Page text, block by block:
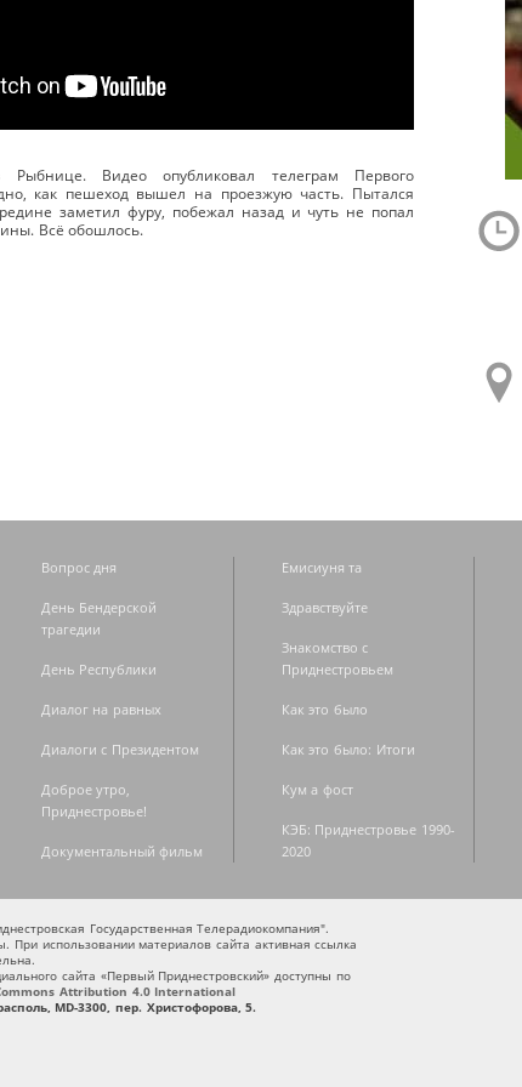
Рыбнице. Видео опубликовал телеграм Первого
как пешеход вышел на проезжую часть. Пытался
заметил фуру, побежал назад и чуть не попал
Всё обошлось.
Вопрос дня
День Бендерской
трагедии
День Республики
Диалог на равных
Диалоги с Президентом
Доброе утро,
Приднестровье!
Документальный фильм
Емисиуня та
Здравствуйте
Знакомство с
Приднестровьем
Как это было
Как это было: Итоги
Кум а фост
КЭБ: Приднестровье 1990-
2020
Государственная Телерадиокомпания".
При использовании материалов сайта активная ссылка
сайта «Первый Приднестровский» доступны по
Attribution 4.0 International
MD-3300, пер. Христофорова, 5.